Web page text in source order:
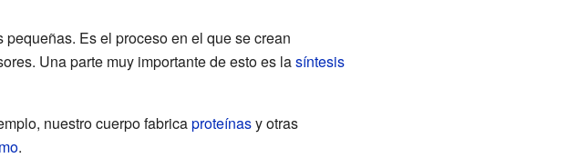
Es el proceso en el que se crean
Una parte muy importante de esto es lasíntesis
nuestro cuerpo fabricaproteínasy otras
.